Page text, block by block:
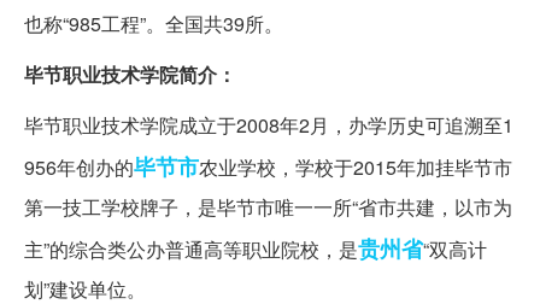
也称“985工程”。全国共39所。
毕节职业技术学院简介：
毕节职业技术学院成立于2008年2月，办学历史可追溯至1
956年创办的毕节市农业学校，学校于2015年加挂毕节市
第一技工学校牌子，是毕节市唯一一所“省市共建，以市为
主”的综合类公办普通高等职业院校，是贵州省“双高计
划”建设单位。